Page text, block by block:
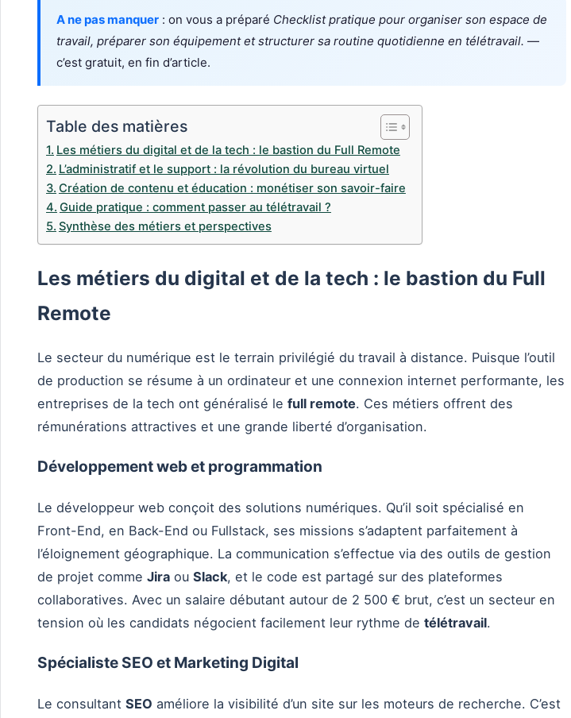
A ne pas manquer : on vous a préparé Checklist pratique pour organiser son espace de
travail, préparer son équipement et structurer sa routine quotidienne en télétravail. —
c’est gratuit, en fin d’article.
Table des matières
Les métiers du digital et de la tech : le bastion du Full Remote
L’administratif et le support : la révolution du bureau virtuel
Création de contenu et éducation : monétiser son savoir-faire
Guide pratique : comment passer au télétravail ?
Synthèse des métiers et perspectives
Les métiers du digital et de la tech : le bastion du Full
Remote
Le secteur du numérique est le terrain privilégié du travail à distance. Puisque l’outil
de production se résume à un ordinateur et une connexion internet performante, les
entreprises de la tech ont généralisé le full remote. Ces métiers offrent des
rémunérations attractives et une grande liberté d’organisation.
Développement web et programmation
Le développeur web conçoit des solutions numériques. Qu’il soit spécialisé en
Front-End, en Back-End ou Fullstack, ses missions s’adaptent parfaitement à
l’éloignement géographique. La communication s’effectue via des outils de gestion
de projet comme Jira ou Slack, et le code est partagé sur des plateformes
collaboratives. Avec un salaire débutant autour de 2 500 € brut, c’est un secteur en
tension où les candidats négocient facilement leur rythme de télétravail.
Spécialiste SEO et Marketing Digital
Le consultant SEO améliore la visibilité d’un site sur les moteurs de recherche. C’est